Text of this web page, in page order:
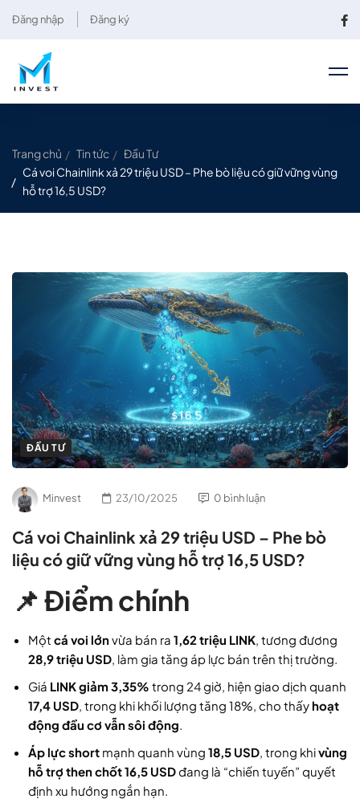
Đăng nhập Đăng ký
Trang chủ Tin tức
Đầu Tư
Cá voi Chainlink xả 29 triệu USD – Phe bò liệu có giữ vững vùng
hỗ trợ 16,5 USD?
ĐẦU TƯ
Minvest 23/10/2025 0 bình luận
Cá voi Chainlink xả 29 triệu USD – Phe bò
liệu có giữ vững vùng hỗ trợ 16,5 USD?
📌 Điểm chính
Một cá voi lớnvừa bán ra 1,62 triệu LINK, tương đương
28,9 triệu USD, làm gia tăng áp lực bán trên thị trường.
Giá LINK giảm 3,35% trong 24 giờ, hiện giao dịch quanh
17,4 USD, trong khi khối lượng tăng 18%, cho thấy hoạt
động đầu cơ vẫn sôi động.
Áp lực short mạnh quanh vùng 18,5 USD, trong khivùng
hỗ trợ then chốt 16,5 USDđang là “chiến tuyến” quyết
định xu hướng ngắn hạn.